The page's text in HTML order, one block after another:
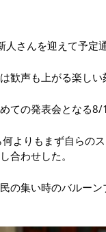
さんを迎えて予定通
歓声も上がる楽しい
ての発表会となる
よりもまず自らの
合わせした。
の集い時のバルー